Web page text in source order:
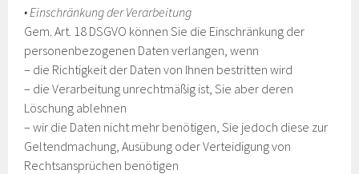
• Einschränkung der Verarbeitung
Gem. Art. 18 DSGVO können Sie die Einschränkung der
personenbezogenen Daten verlangen, wenn
– die Richtigkeit der Daten von Ihnen bestritten wird
– die Verarbeitung unrechtmäßig ist, Sie aber deren
Löschung ablehnen
– wir die Daten nicht mehr benötigen, Sie jedoch diese zur
Geltendmachung, Ausübung oder Verteidigung von
Rechtsansprüchen benötigen